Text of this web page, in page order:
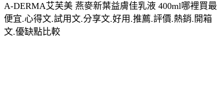
A-DERMA艾芙美 燕麥新葉益膚佳乳液 400ml哪裡買最
便宜.心得文.試用文.分享文.好用.推薦.評價.熱銷.開箱
文.優缺點比較